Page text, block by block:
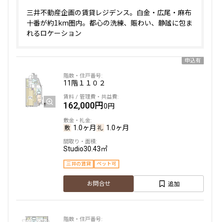
三井不動産企画の賃貸レジデンス。白金・広尾・麻布
十番が約1km圏内。都心の洗練、賑わい、静謐に包ま
れるロケーション
申込有
11階１１０２
162,000円0円
1.0ヶ月 1.0ヶ月
Studio30.43㎡
三井の賃貸 ペット可
お問合せ 追加